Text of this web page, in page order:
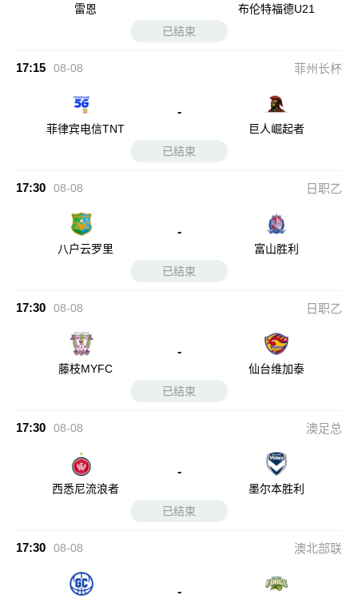
雷恩
布伦特福德U21
已结束
17:15 08-08 菲州长杯
菲律宾电信TNT
-
巨人崛起者
已结束
17:30 08-08 日职乙
八户云罗里
-
富山胜利
已结束
17:30 08-08 日职乙
藤枝MYFC
-
仙台维加泰
已结束
17:30 08-08 澳足总
西悉尼流浪者
-
墨尔本胜利
已结束
17:30 08-08 澳北部联
-